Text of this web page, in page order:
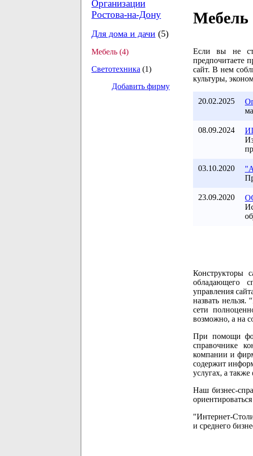
Организации
Ростова-на-Дону
Для дома и дачи (5)
Мебель (4)
Светотехника (1)
Добавить фирму
Мебель
Если вы не
предпочитаете
сайт. В нем
культуры,
20.02.2025
08.09.2024
03.10.2020
23.09.2020
Конструкторы
обладающего
управления
назвать
сети
возможно, а на
При помощи
справочнике
компании и
содержит
услугах, а
Наш бизнес-
"Интернет-
и среднего